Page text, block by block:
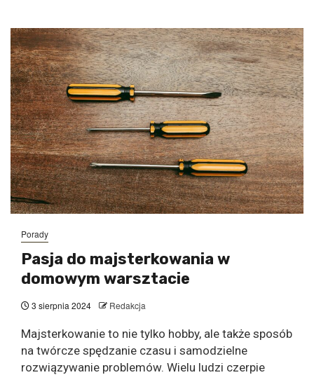
Porady
Pasja do majsterkowania w
domowym warsztacie
3 sierpnia 2024 Redakcja
Majsterkowanie to nie tylko hobby, ale także sposób
na twórcze spędzanie czasu i samodzielne
rozwiązywanie problemów. Wielu ludzi czerpie